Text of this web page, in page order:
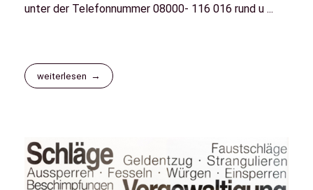
unter der Telefonnummer 08000- 116 016 rund u ...
weiterlesen